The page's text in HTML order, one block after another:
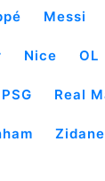
Messi
Nice OL
PSG Real
Zidane